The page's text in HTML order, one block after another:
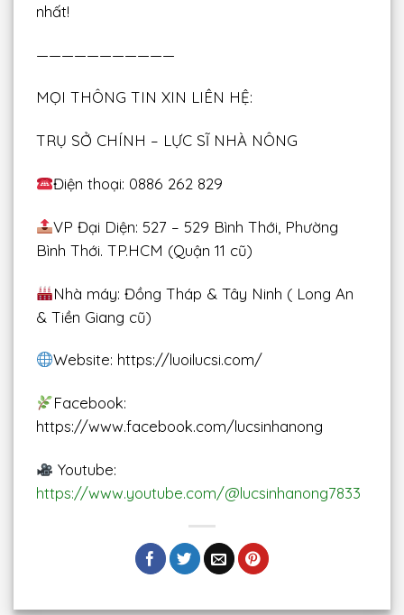
nhất!
———————————
MỌI THÔNG TIN XIN LIÊN HỆ:
TRỤ SỞ CHÍNH – LỰC SĨ NHÀ NÔNG
Điện thoại: 0886 262 829
VP Đại Diện: 527 – 529 Bình Thới, Phường
Bình Thới. TP.HCM (Quận 11 cũ)
Nhà máy: Đồng Tháp & Tây Ninh ( Long An
& Tiền Giang cũ)
Website: https://luoilucsi.com/
Facebook:
https://www.facebook.com/lucsinhanong
Youtube:
https://www.youtube.com/@lucsinhanong7833